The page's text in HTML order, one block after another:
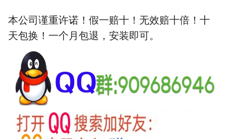
本公司谨重许诺！假一赔十！无效赔十倍！十
天包换！一个月包退，安装即可。